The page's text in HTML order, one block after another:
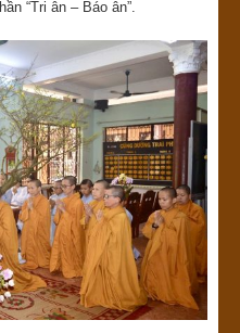
“Tri ân – Báo ân”.